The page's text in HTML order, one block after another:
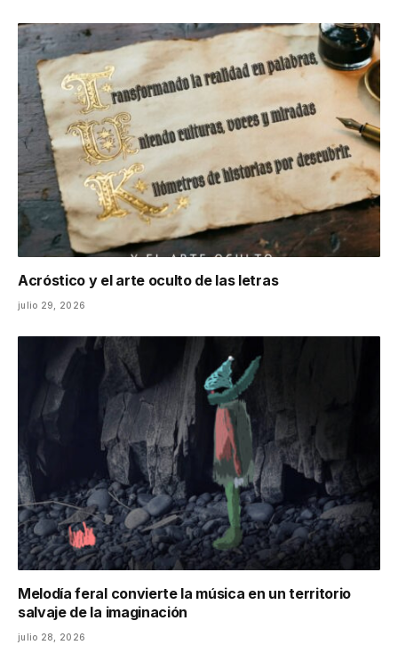
Acróstico y el arte oculto de las letras
julio 29, 2026
Melodía feral convierte la música en un territorio
salvaje de la imaginación
julio 28, 2026